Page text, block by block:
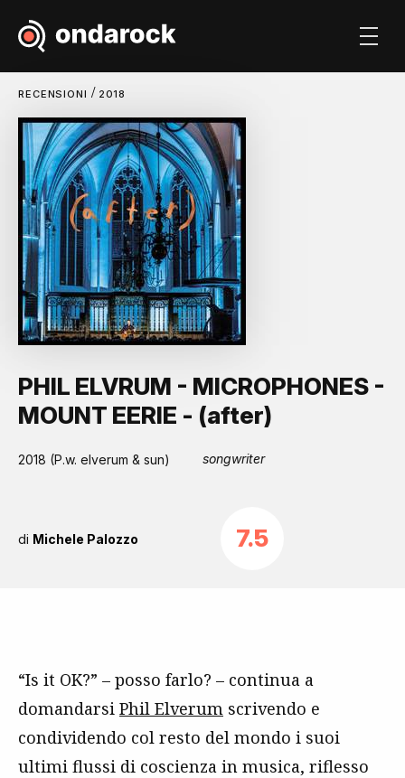
RECENSIONI / 2018
PHIL ELVRUM - MICROPHONES -
MOUNT EERIE - (after)
2018 (P.w. elverum & sun) songwriter
di Michele Palozzo 7.5
“Is it OK?” – posso farlo? – continua a
domandarsi Phil Elverum scrivendo e
condividendo col resto del mondo i suoi
ultimi flussi di coscienza in musica, riflesso